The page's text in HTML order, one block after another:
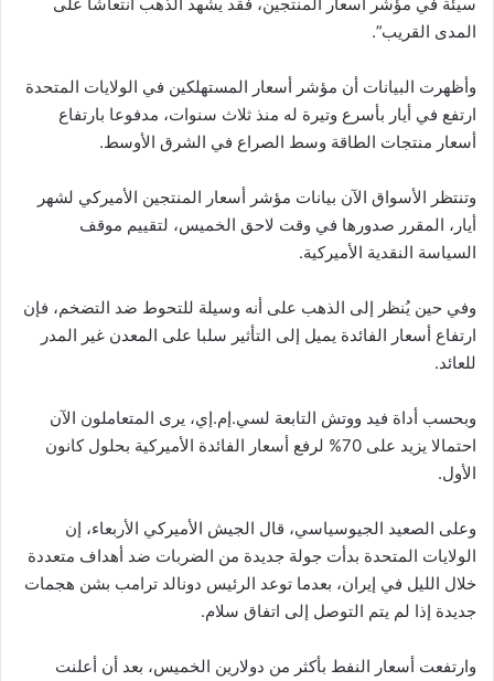
المدى القريب”.
وأظهرت البيانات أن مؤشر أسعار المستهلكين في الولايات المتحدة
ارتفع في أيار بأسرع وتيرة له منذ ثلاث سنوات، مدفوعا بارتفاع
أسعار منتجات الطاقة وسط الصراع في الشرق الأوسط.
وتنتظر الأسواق الآن بيانات مؤشر أسعار المنتجين الأميركي لشهر
أيار، المقرر صدورها في وقت لاحق الخميس، لتقييم موقف
السياسة النقدية الأميركية.
وفي حين يُنظر إلى الذهب على أنه وسيلة للتحوط ضد التضخم، فإن
ارتفاع أسعار الفائدة يميل إلى التأثير سلبا على المعدن غير المدر
للعائد.
وبحسب أداة فيد ووتش التابعة لسي.إم.إي، يرى المتعاملون الآن
احتمالا يزيد على 70% لرفع أسعار الفائدة الأميركية بحلول كانون
الأول.
وعلى الصعيد الجيوسياسي، قال الجيش الأميركي الأربعاء، إن
الولايات المتحدة بدأت جولة جديدة من الضربات ضد أهداف متعددة
خلال الليل في إيران، بعدما توعد الرئيس دونالد ترامب بشن هجمات
جديدة إذا لم يتم التوصل إلى اتفاق سلام.
وارتفعت أسعار النفط بأكثر من دولارين الخميس، بعد أن أعلنت